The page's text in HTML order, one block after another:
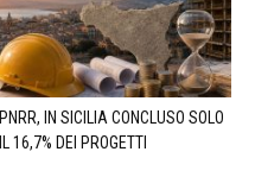
PNRR, IN SICILIA CONCLUSO SOLO
IL 16,7% DEI PROGETTI